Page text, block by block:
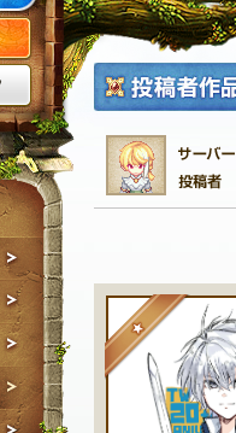
公式サイトにログイン
外部サービスIDでログ
質問掲示板
クラブ募集掲示板
ファンアート掲示板
コミュニティポイン
★